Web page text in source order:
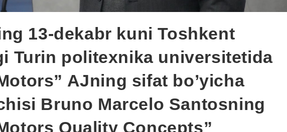
13-dekabr kuni Toshkent
Turin politexnika universitetida
AJning sifat bo’yicha
Bruno Marcelo Santosning
Quality Concepts”